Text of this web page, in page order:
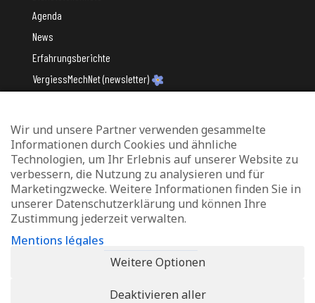
Agenda
News
Erfahrungsberichte
VergiessMechNet (newsletter)
Mit Unterstützung des
Datenschutz und Verwaltung von Cookies
Rechtliche Hinweise
Erklärung zur Barrierefreiheit
Wir und unsere Partner verwenden gesammelte
Informationen durch Cookies und ähnliche
Technologien, um Ihr Erlebnis auf unserer Website zu
verbessern, die Nutzung zu analysieren und für
Marketingzwecke. Weitere Informationen finden Sie in
unserer Datenschutzerklärung und können Ihre
Zustimmung jederzeit verwalten.
Mentions légales
Weitere Optionen
Deaktivieren aller